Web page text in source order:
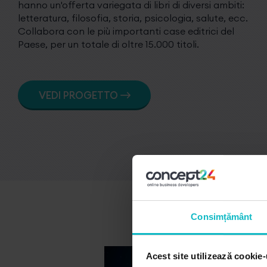
Consimțământ
Acest site utilizează
hanno un'offerta variegata di libri di diversi ambiti:
letteratura, filosofia, storia, psicologia, salute, ecc.
Collabora con le più importanti case editrici del
Paese, per un totale di oltre 15.000 titoli.
VEDI PROGETTO